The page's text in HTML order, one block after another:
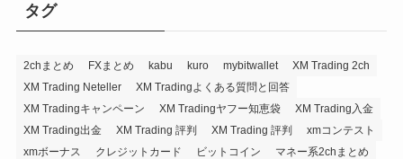
タグ
2chまとめ FXまとめ kabu kuro mybitwallet
XM Trading 2ch
XM Trading Neteller
XM Tradingよくある質問と回答
XM Tradingキャンペーン
XM Tradingヤフー知恵袋
XM Trading入金
XM Trading出金
XM Trading 評判 XM Trading 評判
xmコンテスト
xmボーナス
クレジットカード ビットコイン マネー系2chまとめ